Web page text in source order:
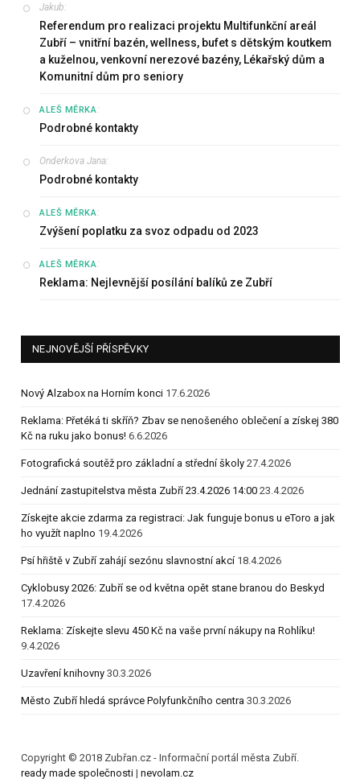
Jakub:
Referendum pro realizaci projektu Multifunkční areál
Zubří – vnitřní bazén, wellness, bufet s dětským koutkem
a kuželnou, venkovní nerezové bazény, Lékařský dům a
Komunitní dům pro seniory
ALEŠ MĚRKA:
Podrobné kontakty
Onderkova Jana:
Podrobné kontakty
ALEŠ MĚRKA:
Zvýšení poplatku za svoz odpadu od 2023
ALEŠ MĚRKA:
Reklama: Nejlevnější posílání balíků ze Zubří
NEJNOVĚJŠÍ PŘÍSPĚVKY
Nový Alzabox na Horním konci 17.6.2026
Reklama: Přetéká ti skříň? Zbav se nenošeného oblečení a získej 380
Kč na ruku jako bonus! 6.6.2026
Fotografická soutěž pro základní a střední školy 27.4.2026
Jednání zastupitelstva města Zubří 23.4.2026 14:00 23.4.2026
Získejte akcie zdarma za registraci: Jak funguje bonus u eToro a jak
ho využít naplno 19.4.2026
Psí hřiště v Zubří zahájí sezónu slavnostní akcí 18.4.2026
Cyklobusy 2026: Zubří se od května opět stane branou do Beskyd
17.4.2026
Reklama: Získejte slevu 450 Kč na vaše první nákupy na Rohlíku!
9.4.2026
Uzavření knihovny 30.3.2026
Město Zubří hledá správce Polyfunkčního centra 30.3.2026
Copyright © 2018 Zubřan.cz - Informační portál města Zubří.
ready made společnosti | nevolam.cz